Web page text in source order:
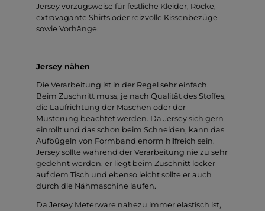
Jersey vorzugsweise für festliche Kleider, Röcke,
extravagante Shirts oder reizvolle Kissenbezüge
sowie Vorhänge.
Jersey nähen
Die Verarbeitung ist in der Regel sehr einfach.
Beim Zuschnitt muss, je nach Qualität des Stoffes,
die Laufrichtung der Maschen oder der
Musterung beachtet werden. Da Jersey sich gern
einrollt und das schon beim Schneiden, kann das
Aufbügeln von Formband enorm hilfreich sein.
Jersey sollte während der Verarbeitung nie zu sehr
gedehnt werden, er liegt beim Zuschnitt locker
auf dem Tisch und ebenso leicht sollte er auch
durch die Nähmaschine laufen.
Da Jersey Meterware nahezu immer elastisch ist,